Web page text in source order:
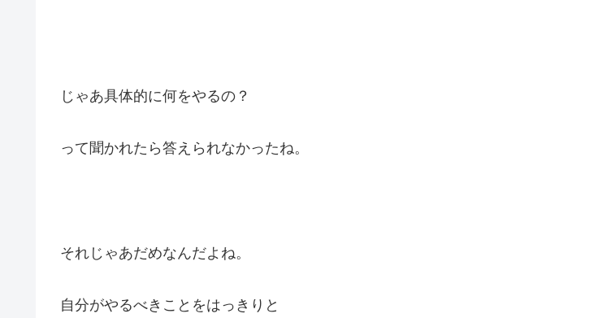
じゃあ具体的に何をやるの？
って聞かれたら答えられなかったね。
それじゃあだめなんだよね。
自分がやるべきことをはっきりと